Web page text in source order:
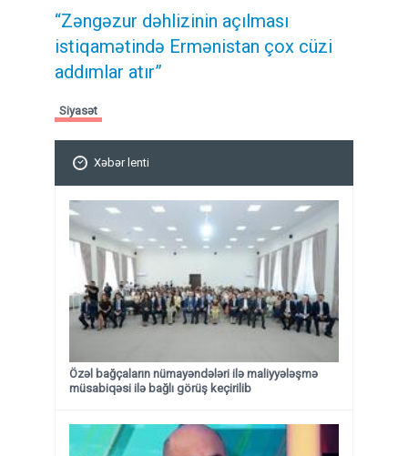
“Zəngəzur dəhlizinin açılması
istiqamətində Ermənistan çox cüzi
addımlar atır”
Siyasət
Xəbər lenti
Özəl bağçaların nümayəndələri ilə maliyyələşmə
müsabiqəsi ilə bağlı görüş keçirilib